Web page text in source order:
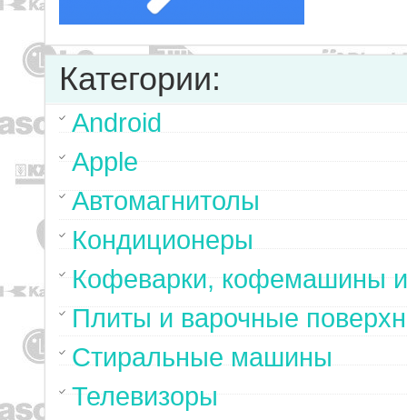
Категории:
Android
Apple
Автомагнитолы
Кондиционеры
Кофеварки, кофемашины
Плиты и варочные
Стиральные машины
Телевизоры